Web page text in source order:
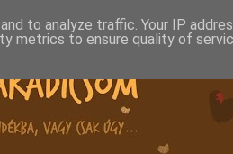
to analyze traffic. Your IP
metrics to ensure quality of